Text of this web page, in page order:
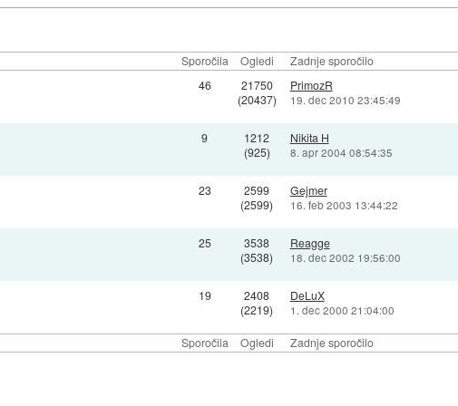
Sporočila Ogledi Zadnje sporočilo
Sporočila Ogledi Zadnje sporočilo
46
21750
(20437)
PrimozR
19. dec 2010 23:45:49
9
1212
(925)
Nikita H
8. apr 2004 08:54:35
23
2599
(2599)
Gejmer
16. feb 2003 13:44:22
25
3538
(3538)
Reagge
18. dec 2002 19:56:00
19
2408
(2219)
DeLuX
1. dec 2000 21:04:00